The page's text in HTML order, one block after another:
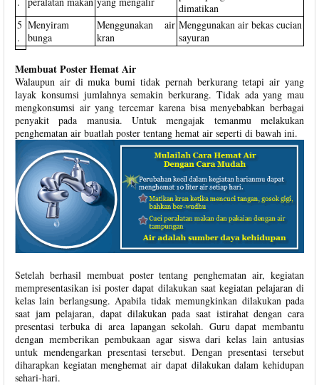
dimatikan
5
.
Menyiram
bunga
Menggunakan air
kran
Menggunakan air bekas cucian
sayuran
Membuat Poster Hemat Air
Walaupun air di muka bumi tidak pernah berkurang tetapi air yang
layak konsumsi jumlahnya semakin berkurang. Tidak ada yang mau
mengkonsumsi air yang tercemar karena bisa menyebabkan berbagai
penyakit pada manusia. Untuk mengajak temanmu melakukan
penghematan air buatlah poster tentang hemat air seperti di bawah ini.
Setelah berhasil membuat poster tentang penghematan air, kegiatan
mempresentasikan isi poster dapat dilakukan saat kegiatan pelajaran di
kelas lain berlangsung. Apabila tidak memungkinkan dilakukan pada
saat jam pelajaran, dapat dilakukan pada saat istirahat dengan cara
presentasi terbuka di area lapangan sekolah. Guru dapat membantu
dengan memberikan pembukaan agar siswa dari kelas lain antusias
untuk mendengarkan presentasi tersebut. Dengan presentasi tersebut
diharapkan kegiatan menghemat air dapat dilakukan dalam kehidupan
sehari-hari.